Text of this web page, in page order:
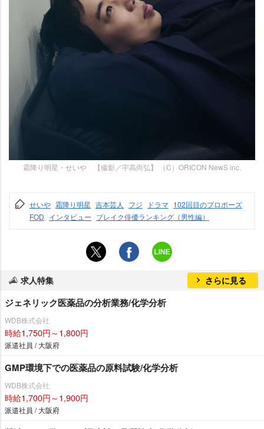
霜降り明星・せいや 【撮影／宇高尚弘】 （C）ORICON NewS inc.
せい 霜降り明星 吉本芸人 フジ ドラマ 102回目のプロポーズ
FOD インタビュー ブレイク俳優ランキング（男性編）
求人特集 さらに見る
ジェネリック医薬品の分析業務/化学分析
WDB株式会社
時給1,750円～1,800円
派遣社員 / 大阪府
GMP環境下での医薬品の原料試験/化学分析
WDB株式会社
時給1,700円～1,900円
派遣社員 / 大阪府